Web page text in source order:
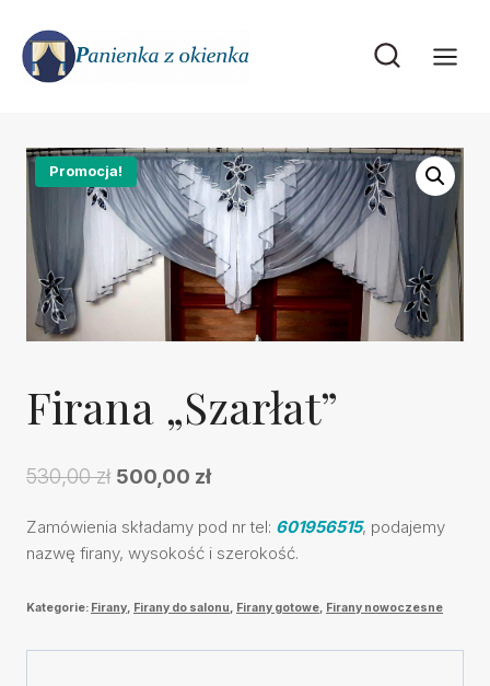
treści
Promocja!
Firana „Szarłat”
530,00zł Pierwotna
wynosiła:
500,00 złAktualna
wynosi:
Zamówienia składamy pod nr tel: 601956515, podajemy
nazwę firany, wysokość i szerokość.
Kategorie: Firany, Firany do salonu, Firany gotowe, Firany nowoczesne